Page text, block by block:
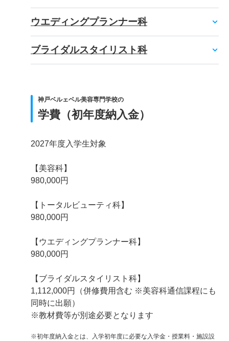
ウエディングプランナー科
ブライダルスタイリスト科
神戸ベルェベル美容専門学校の
学費（初年度納入金）
2027年度入学生対象
【美容科】
980,000円
【トータルビューティ科】
980,000円
【ウエディングプランナー科】
980,000円
【ブライダルスタイリスト科】
1,112,000円（併修費用含む ※美容科通信課程にも
同時に出願）
※教材費等が別途必要となります
※初年度納入金とは、入学初年度に必要な入学金・授業料・施設設